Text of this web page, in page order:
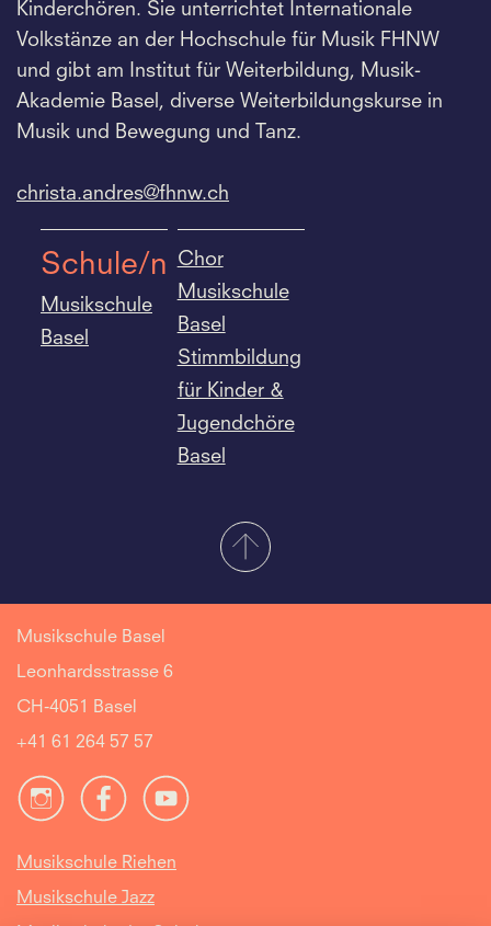
Kinderchören. Sie unterrichtet Internationale
Volkstänze an der Hochschule für Musik FHNW
und gibt am Institut für Weiterbildung, Musik-
Akademie Basel, diverse Weiterbildungskurse in
Musik und Bewegung und Tanz.
christa.andres@fhnw.ch
Schule/n
Musikschule
Basel
Chor
Musikschule
Basel
Stimmbildung
für Kinder &
Jugendchöre
Basel
Musikschule Basel
Leonhardsstrasse 6
CH-4051 Basel
+41 61 264 57 57
Musikschule Riehen
Musikschule Jazz